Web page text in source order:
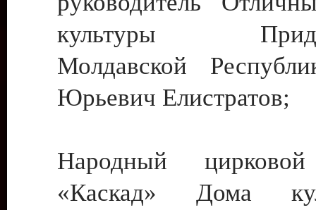
культуры
Молдавской
Юрьевич Елистратов;
Народный цирковой
«Каскад» Дома